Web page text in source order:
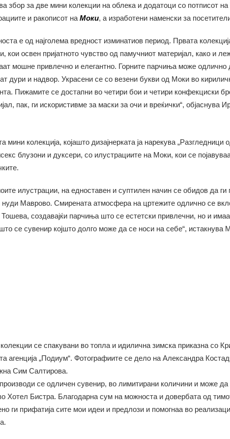
збор за две мини колекции на облека и додатоци со потписот
и ракописот на Моки, a изработени наменски за
е од најголема вредност изминатиов период. Првата
кои освен пријатното чувство од памучниот материјал, како и
мошне привлечно и елегантно. Горните парчиња може одлично
дури и надвор. Украсени се со везени букви од Моки во
Пижамите се достапни во четири бои и четири конфекциски
пак, ги искористивме за маски за очи и вреќички“, објаснува
мини колекција, којашто дизајнерката ја нарекува
блузони и дуксери, со илустрациите на Моки, кои се
илустрации, на едноставен и суптилен начин се обидов да ги
нуди Маврово. Смирената атмосфера на цртежите одлично се
создавајќи парчиња што се естетски привлечни, но и
се сувенир којшто долго може да се носи на себе“, истакнува
се спакувани во топла и идилична зимска приказна со
агенција „Подиум“. Фотографиите се дело на Александра
Сим Салтирова.
се одличен сувенир, во лимитирани количини и може
Хотел Бистра. Благодарна сум на можноста и довербата од
ги прифатија сите мои идеи и предлози и помогнаа во